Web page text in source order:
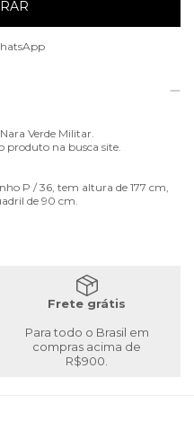
Verde Militar.
produto na busca site.
P / 36, tem altura de 177 cm,
de 90 cm.
Frete grátis
Para todo o Brasil em
compras acima de
R$900.